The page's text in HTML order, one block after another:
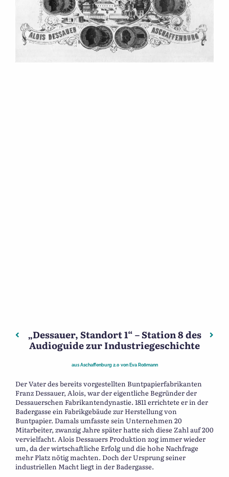
Beitragsnavigation
Vorheriger: „Johann Desch, Standort 1“ – Station 7 des
„Dessauer, Standort 1“ – Station 8 des
Audioguide zur Industriegeschichte
ausAschaffenburg 2.0 von Eva Roßmann
Der Vater des bereits vorgestellten Buntpapierfabrikanten
Franz Dessauer, Alois, war der eigentliche Begründer der
Dessauerschen Fabrikantendynastie. 1811 errichtete er in der
Badergasse ein Fabrikgebäude zur Herstellung von
Buntpapier. Damals umfasste sein Unternehmen 20
Mitarbeiter, zwanzig Jahre später hatte sich diese Zahl auf 200
vervielfacht. Alois Dessauers Produktion zog immer wieder
um, da der wirtschaftliche Erfolg und die hohe Nachfrage
mehr Platz nötig machten. Doch der Ursprung seiner
industriellen Macht liegt in der Badergasse.